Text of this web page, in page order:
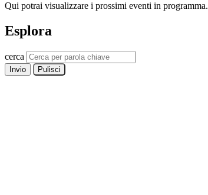
Qui potrai visualizzare i prossimi eventi in programma.
Esplora
cerca
Invio Pulisci